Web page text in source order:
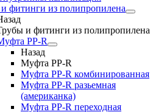
фитинги из полипропилена
и фитинги из полипропилена
PP-R
Назад
Муфта PP-R
Муфта РР-R комбинированная
Муфта РР-R разьемная
(американка)
Муфта РР-R переходная